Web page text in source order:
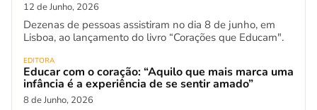
12 de Junho, 2026
Dezenas de pessoas assistiram no dia 8 de junho, em
Lisboa, ao lançamento do livro “Corações que Educam".
EDITORA
Educar com o coração: “Aquilo que mais marca uma
infância é a experiência de se sentir amado”
8 de Junho, 2026